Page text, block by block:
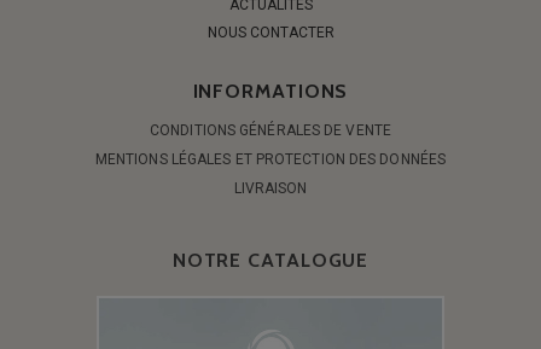
ACTUALITÉS
NOUS CONTACTER
INFORMATIONS
CONDITIONS GÉNÉRALES DE VENTE
MENTIONS LÉGALES ET PROTECTION DES DONNÉES
LIVRAISON
NOTRE CATALOGUE